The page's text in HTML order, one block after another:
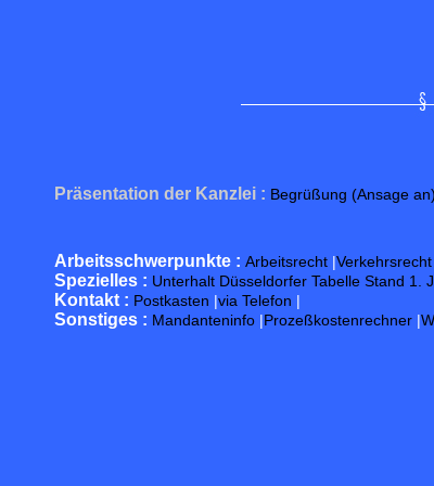
Präsentation der Kanzlei : Begrüßung (Ansage an)
Arbeitsschwerpunkte : Arbeitsrecht |Verkehrsrecht
Spezielles : Unterhalt Düsseldorfer Tabelle Stand 1.
Kontakt : Postkasten |via Telefon |
Sonstiges : Mandanteninfo |Prozeßkostenrechner |